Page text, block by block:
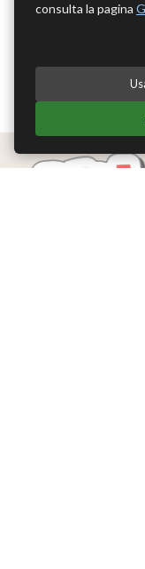
consulta la pagina